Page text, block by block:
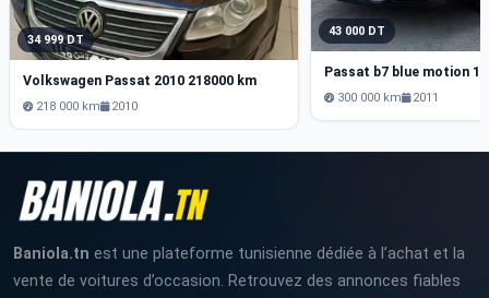
34 999 DT
Volkswagen Passat 2010 218000 km
218 000 km 2010
43 000 DT
Passat b7 blue motion
300 000 km 2011
Baniola.tn est une plateforme tunisienne dédiée à l’achat et la
vente de voitures d’occasion. Retrouvez des annonces fiables